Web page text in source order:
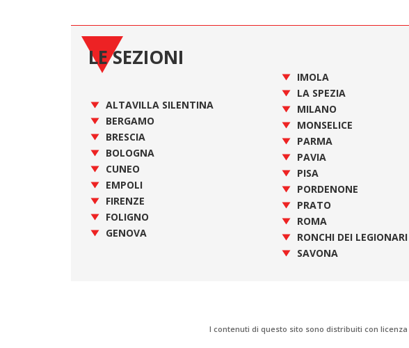
LE SEZIONI
ALTAVILLA SILENTINA
BERGAMO
BRESCIA
BOLOGNA
CUNEO
EMPOLI
FIRENZE
FOLIGNO
GENOVA
IMOLA
LA SPEZIA
MILANO
MONSELICE
PARMA
PAVIA
PISA
PORDENONE
PRATO
ROMA
RONCHI DEI LEGIONARI
SAVONA
I contenuti di questo sito sono distribuiti con licenza